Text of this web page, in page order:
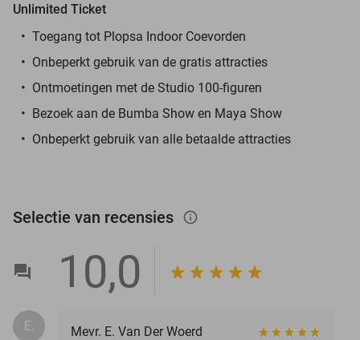
Unlimited Ticket
Toegang tot Plopsa Indoor Coevorden
Onbeperkt gebruik van de gratis attracties
Ontmoetingen met de Studio 100-figuren
Bezoek aan de Bumba Show en Maya Show
Onbeperkt gebruik van alle betaalde attracties
Selectie van recensies info_outlined
10,0
E.
Mevr. E. Van Der Woerd